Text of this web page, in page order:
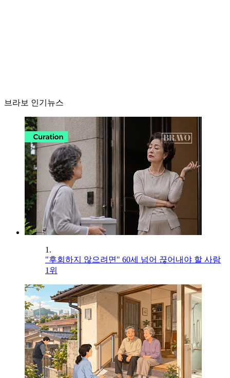
브라보 인기뉴스
1.
"후회하지 않으려면" 60세 넘어 끊어내야 할 사람
1위